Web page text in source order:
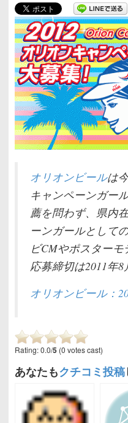
オリオンビールは
キャンペーンガー
薦を問わず、県内
ーンガールとして
ビCMやポスター
応募締切は2011年8
オリオンビール：
Rating: 0.0/5 (0 votes cast)
あなたもクチコミ投稿